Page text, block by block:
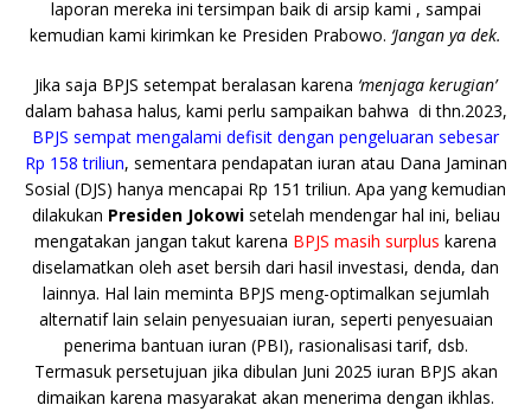
laporan mereka ini tersimpan baik di arsip kami , sampai
kemudian kami kirimkan ke Presiden Prabowo. ‘Jangan ya dek.
Jika saja BPJS setempat beralasan karena ‘menjaga kerugian’
dalam bahasa halus, kami perlu sampaikan bahwa di thn.2023,
BPJS sempat mengalami defisit dengan pengeluaran sebesar
Rp 158 triliun, sementara pendapatan iuran atau Dana Jaminan
Sosial (DJS) hanya mencapai Rp 151 triliun. Apa yang kemudian
dilakukan Presiden Jokowisetelah mendengar hal ini, beliau
mengatakan jangan takut karena BPJS masih surplus karena
diselamatkan oleh aset bersih dari hasil investasi, denda, dan
lainnya. Hal lain meminta BPJS meng-optimalkan sejumlah
alternatif lain selain penyesuaian iuran, seperti penyesuaian
penerima bantuan iuran (PBI), rasionalisasi tarif, dsb.
Termasuk persetujuan jika dibulan Juni 2025 iuran BPJS akan
dimaikan karena masyarakat akan menerima dengan ikhlas.